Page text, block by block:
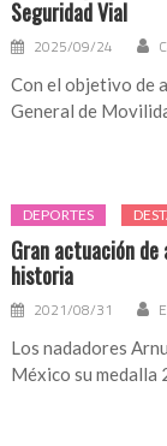
Seguridad Vial
2025/09/24
Con el objetivo de
General de
DEPORTES
Gran actuación
historia
2021/08/31
Los nadadores
México su medalla